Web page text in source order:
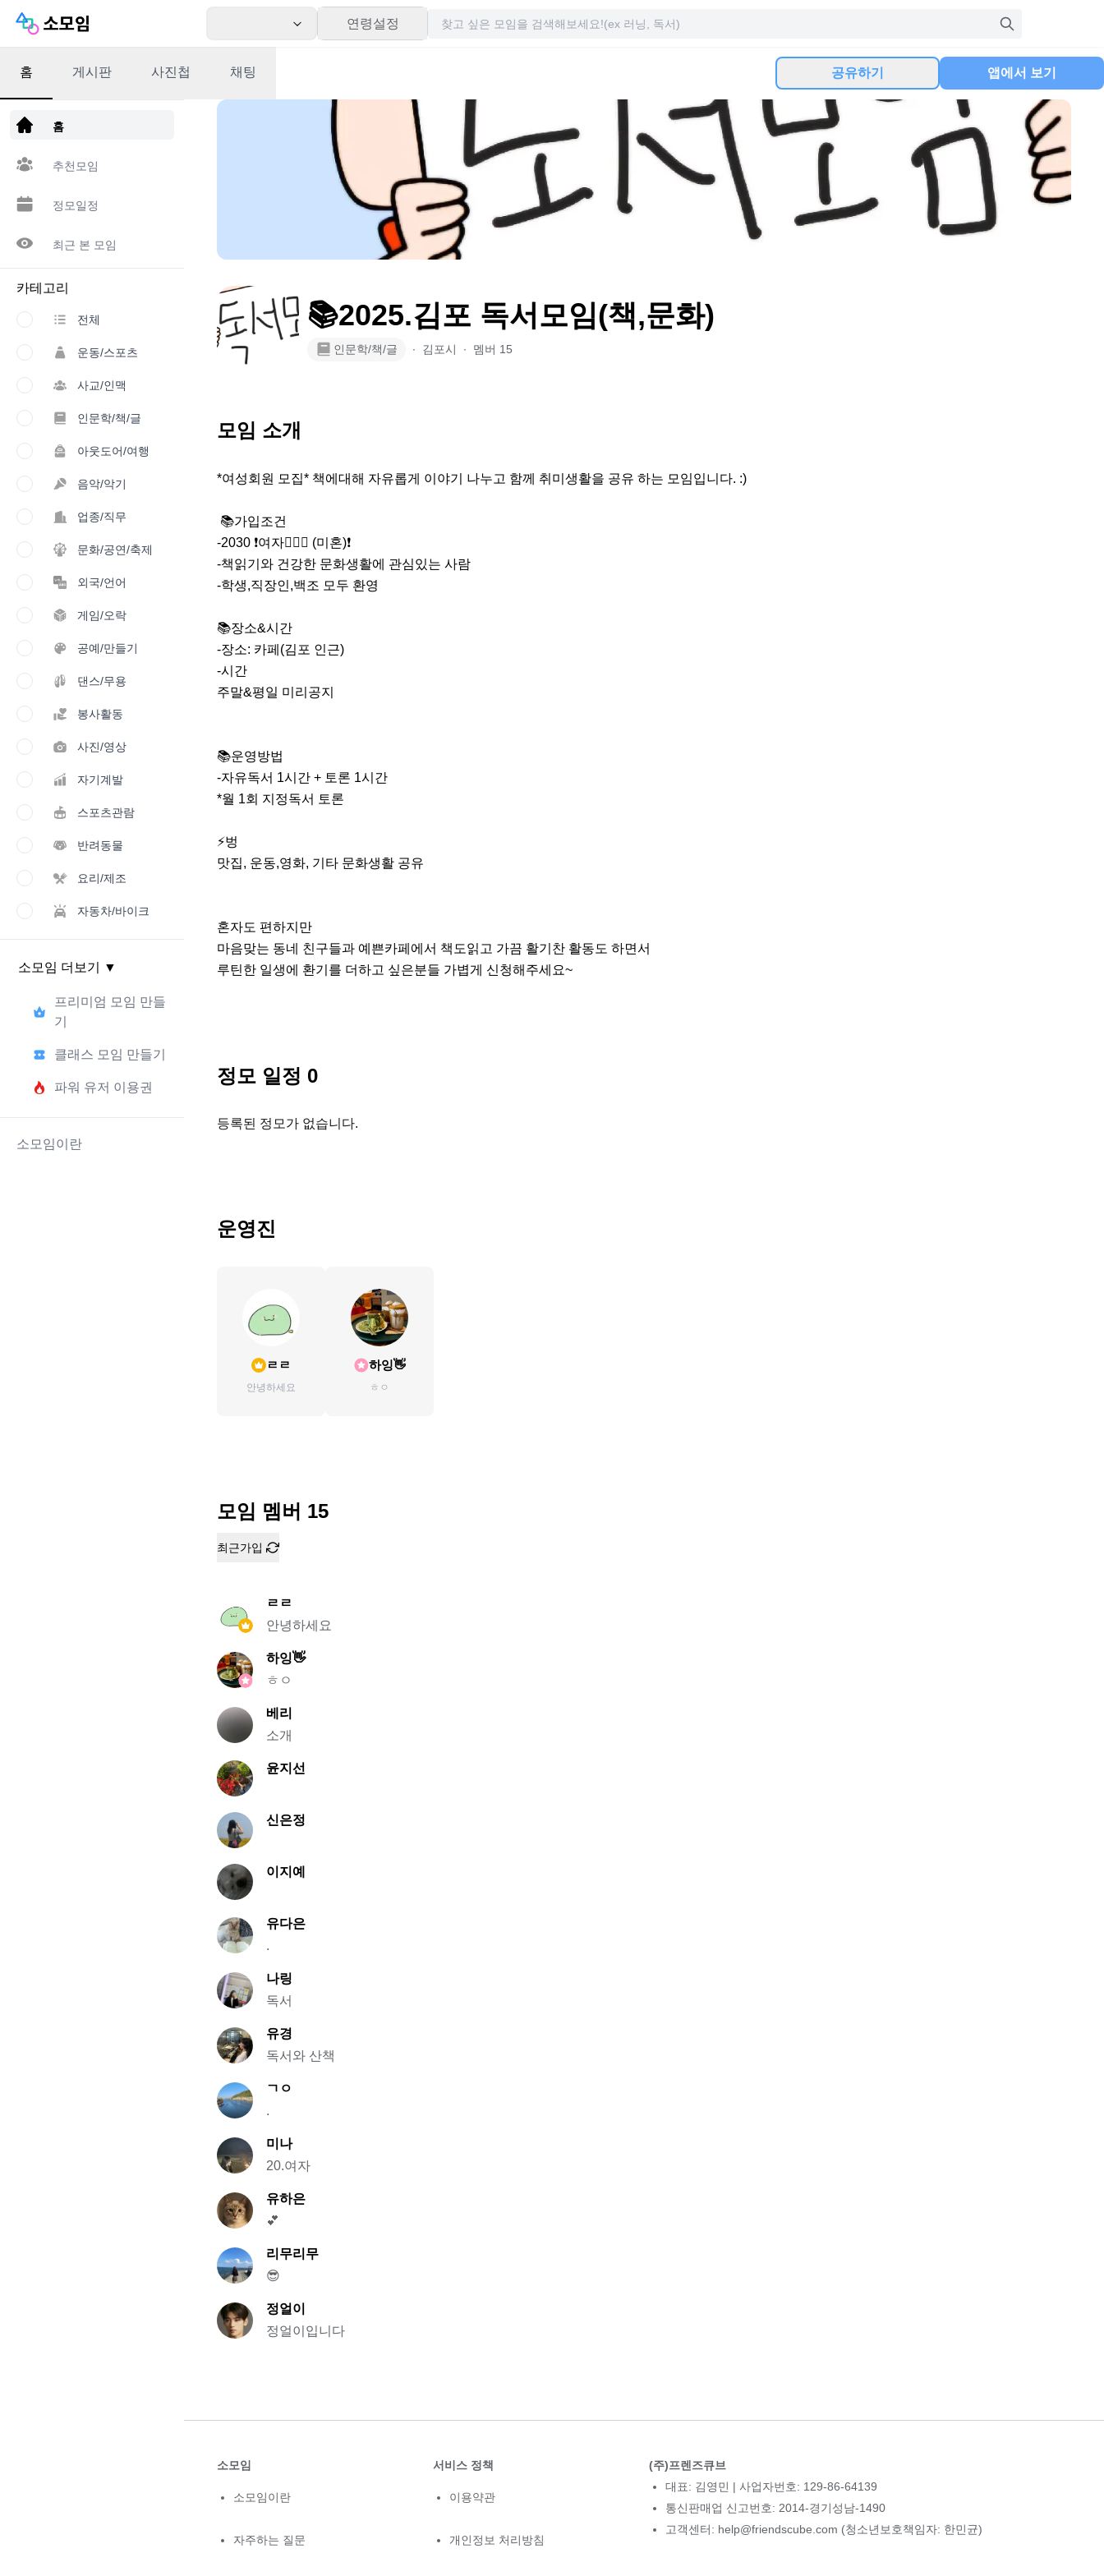
연령설정
앱 다운로드
홈
추천모임
정모일정
최근 본 모임
카테고리
전체
운동/스포츠
사교/인맥
인문학/책/글
아웃도어/여행
음악/악기
업종/직무
문화/공연/축제
외국/언어
게임/오락
공예/만들기
댄스/무용
봉사활동
사진/영상
자기계발
스포츠관람
반려동물
요리/제조
자동차/바이크
소모임 더보기 ▼
프리미엄 모임 만들
기
클래스 모임 만들기
파워 유저 이용권
소모임이란
홈 게시판 사진첩 채팅 공유하기 앱에서 보기
📚2025.김포 독서모임(책,문화)
인문학/책/글 ∙ 김포시 ∙ 멤버 15
모임 소개
*여성회원 모집* 책에대해 자유롭게 이야기 나누고 함께 취미생활을 공유 하는 모임입니다. :)
-2030 ❗️여자🙋🏻‍♀️ (미혼)❗️
-책읽기와 건강한 문화생활에 관심있는 사람
-학생,직장인,백조 모두 환영
📚장소&시간
-장소: 카페(김포 인근)
-시간
주말&평일 미리공지
📚운영방법
-자유독서 1시간 + 토론 1시간
*월 1회 지정독서 토론
⚡️벙
맛집, 운동,영화, 기타 문화생활 공유
혼자도 편하지만
마음맞는 동네 친구들과 예쁜카페에서 책도읽고 가끔 활기찬 활동도 하면서
루틴한 일생에 환기를 더하고 싶은분들 가볍게 신청해주세요~
정모 일정 0
등록된 정모가 없습니다.
운영진
ㄹㄹ
안녕하세요
하잉👋
ㅎㅇ
모임 멤버 15
최근가입
ㄹㄹ
안녕하세요
하잉👋
ㅎㅇ
베리
소개
윤지선
신은정
이지예
유다은
.
나링
독서
유경
독서와 산책
ㄱㅇ
.
미나
20.여자
유하은
💕
리무리무
😎
정얼이
정얼이입니다
소모임
소모임이란
자주하는 질문
서비스 정책
이용약관
개인정보 처리방침
(주)프렌즈큐브
대표: 김영민 | 사업자번호: 129-86-64139
통신판매업 신고번호: 2014-경기성남-1490
고객센터: help@friendscube.com (청소년보호책임자: 한민균)